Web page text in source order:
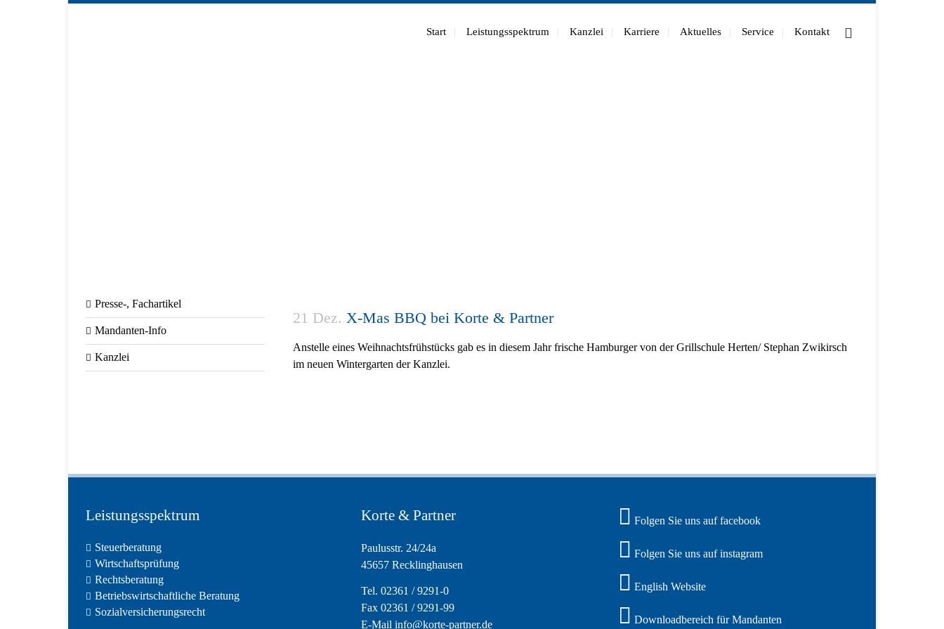
Start Leistungsspektrum Kanzlei Karriere Aktuelles Service Kontakt
Presse-, Fachartikel
Mandanten-Info
Kanzlei
21 Dez. X-Mas BBQ bei Korte & Partner
Anstelle eines Weihnachtsfrühstücks gab es in diesem Jahr frische Hamburger von der Grillschule Herten/ Stephan Zwikirsch
im neuen Wintergarten der Kanzlei.
Leistungsspektrum
Steuerberatung
Wirtschaftsprüfung
Rechtsberatung
Betriebswirtschaftliche Beratung
Sozialversicherungsrecht
Korte & Partner
Paulusstr. 24/24a
45657 Recklinghausen
Tel. 02361 / 9291-0
Fax 02361 / 9291-99
E-Mail info@korte-partner.de
Folgen Sie uns auf facebook
Folgen Sie uns auf instagram
English Website
Downloadbereich für Mandanten